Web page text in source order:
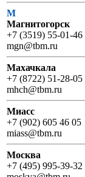
М
Магнитогорск
+7 (3519) 55-01-46
mgn@tbm.ru
Махачкала
+7 (8722) 51-28-05
mhch@tbm.ru
Миасс
+7 (902) 605 46 05
miass@tbm.ru
Москва
+7 (495) 995-39-32